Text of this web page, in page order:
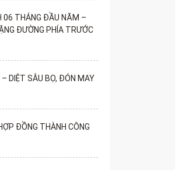
06 THÁNG ĐẦU NĂM –
ĐƯỜNG PHÍA TRƯỚC
DIỆT SÂU BỌ, ĐÓN MAY
ĐỒNG THÀNH CÔNG